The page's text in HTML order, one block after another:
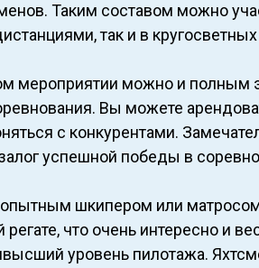
Таким составом можно
так и в кругосветных
мероприятии можно и полным
Вы можете
с конкурентами.
успешной победы в
шкипером или
регате, что очень интересно и
уровень пилотажа.